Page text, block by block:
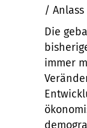
/
Die
immer